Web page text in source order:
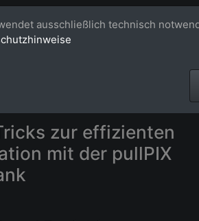
Bildagentur
zur effizienten
mit der pullPIX
ausschließlich technisch